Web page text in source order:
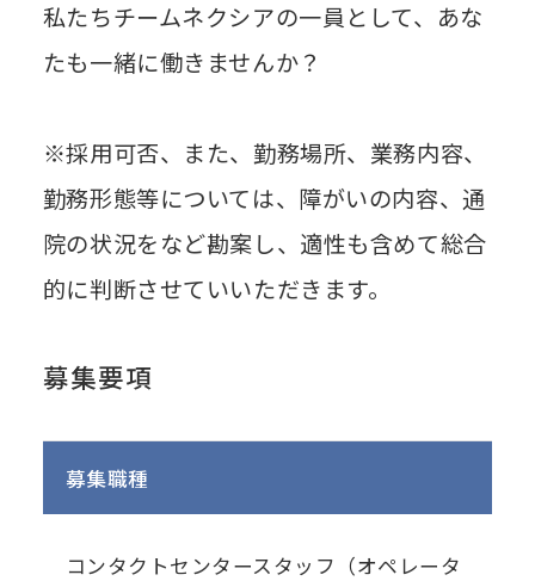
私たちチームネクシアの一員として、あな
たも一緒に働きませんか？
※採用可否、また、勤務場所、業務内容、
勤務形態等については、障がいの内容、通
院の状況をなど勘案し、適性も含めて総合
的に判断させていいただきます。
募集要項
募集職種
コンタクトセンタースタッフ（オペレータ